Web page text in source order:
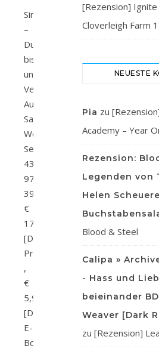
Sinners
–
Du
bist
unsere
Versuchung
Autor/in:
Sam
WoodsVerlag:
SelfpublishingSeitenanzahl:
430ISBN:
978-
3911505307Preis:
€
17,50
[D]
Print
,
€
5,99
[D]
E-
Book
[Rezension]
Cloverleigh Farm
NEUESTE
Pia zu
Academy – Year
Rezension:
Legenden von
Helen
Blood & Steel
Calipa »
- Hass und
beieinander
Weaver [Dark
zu [Rezension]